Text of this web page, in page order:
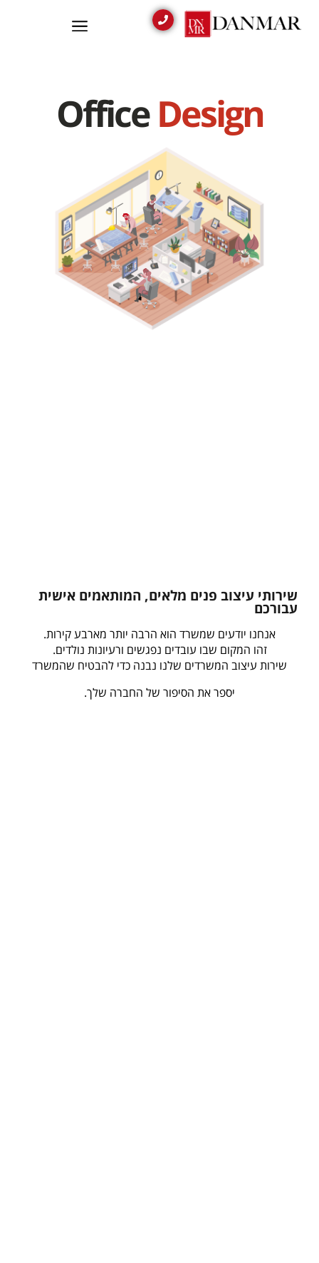
OfficeDesign
שירותי עיצוב פנים מלאים, המותאמים אישית
עבורכם
אנחנו יודעים שמשרד הוא הרבה יותר מארבע קירות.
זהו המקום שבו עובדים נפגשים ורעיונות נולדים.
שירות עיצוב המשרדים שלנו נבנה כדי להבטיח שהמשרד
יספר את הסיפור של החברה שלך.